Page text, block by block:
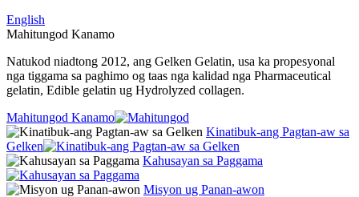
English
Mahitungod Kanamo
Natukod niadtong 2012, ang Gelken Gelatin, usa ka propesyonal
nga tiggama sa paghimo og taas nga kalidad nga Pharmaceutical
gelatin, Edible gelatin ug Hydrolyzed collagen.
Mahitungod Kanamo
Kinatibuk-ang Pagtan-aw sa
Gelken
Kahusayan sa Paggama
Misyon ug Panan-awon